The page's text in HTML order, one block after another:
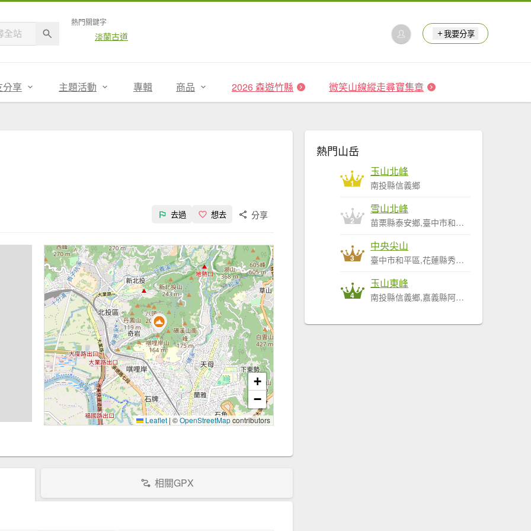
熱門關鍵字
淡蘭古道 我要分享
分享 主題活動 專輯 商品 2026 森遊竹縣 微笑山線縱走尋寶集章
去過 想去 分享
+
−
Leaflet|©OpenStreetMapcontributors
相關GPX
熱門山岳
1
玉山北峰
南投縣信義鄉
2
雪山北峰
苗栗縣泰安鄉,臺中市和平區
3
中央尖山
臺中市和平區,花蓮縣秀林鄉
4
玉山東峰
南投縣信義鄉,嘉義縣阿里山鄉